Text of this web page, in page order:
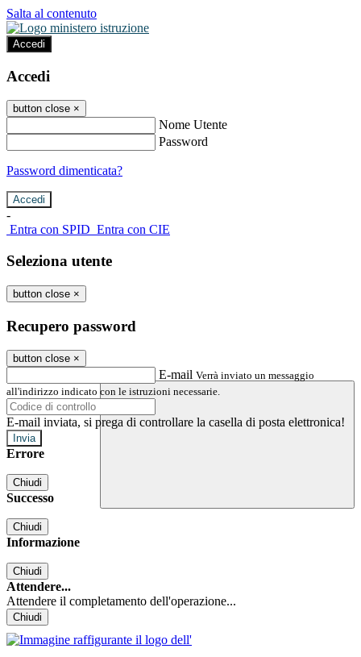
Salta al contenuto
Accedi
Accedi
button close ×
Nome Utente
Password
Password dimenticata?
-
Entra con SPID Entra con CIE
Seleziona utente
button close ×
Recupero password
button close ×
E-mail Verrà inviato un messaggio
all'indirizzo indicato con le istruzioni necessarie.
E-mail inviata, si prega di controllare la casella di posta elettronica!
Errore
Chiudi
Successo
Chiudi
Informazione
Chiudi
Attendere...
Attendere il completamento dell'operazione...
Chiudi